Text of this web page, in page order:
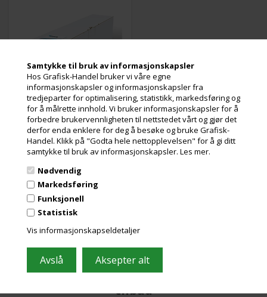
Samtykke til bruk av informasjonskapsler
Hos Grafisk-Handel bruker vi våre egne
informasjonskapsler og informasjonskapsler fra
tredjeparter for optimalisering, statistikk, markedsføring og
for å målrette innhold. Vi bruker informasjonskapsler for å
forbedre brukervennligheten til nettstedet vårt og gjør det
derfor enda enklere for deg å besøke og bruke Grafisk-
Handel. Klikk på "Godta hele nettopplevelsen" for å gi ditt
samtykke til bruk av informasjonskapsler. Les mer.
Nødvendig
Markedsføring
Funksjonell
Statistisk
Vis informasjonskapseldetaljer
Utsolgt
Varenr.: 112634
PRC 140N er et avansert
blekkjetpapir utviklet for bruk
på farge-blekkjetplottere med
høyt blekkforbruk. Det leverer
imponerende resultater ved
heldekkende utskrifter med
høy oppløsning, skarpe
kantlinjer og intens
fargebrillans.
Les mer
915,00Kr.ekslusive. mva
og miljøbidrag
Meld deg på nyhetsbrevet vårt og få gode
tilbud